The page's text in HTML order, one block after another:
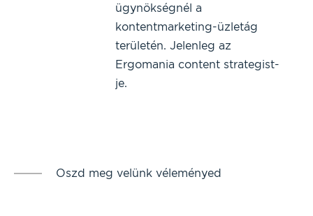
ügynökségnél a
kontentmarketing-üzletág
területén. Jelenleg az
Ergomania content strategist-
je.
Oszd meg velünk véleményed